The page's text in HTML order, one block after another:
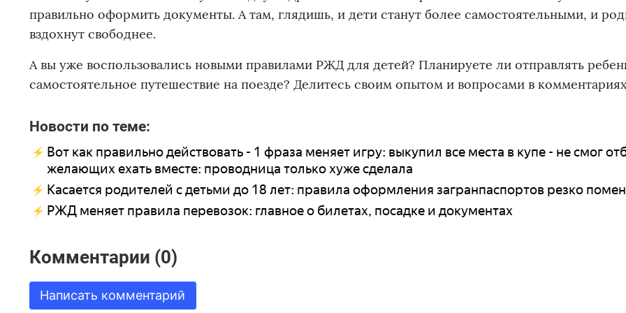
правильно оформить документы. А там, глядишь, и дети станут более самостоятельными, и
вздохнут свободнее.
А вы уже воспользовались новыми правилами РЖД для детей? Планируете ли отправлять
самостоятельное путешествие на поезде? Делитесь своим опытом и вопросами в
Новости по теме:
Вот как правильно действовать - 1 фраза меняет игру: выкупил все места в купе - не смог
желающих ехать вместе: проводница только хуже сделала
Касается родителей с детьми до 18 лет: правила оформления загранпаспортов резко
РЖД меняет правила перевозок: главное о билетах, посадке и документах
Комментарии (0)
Написать комментарий